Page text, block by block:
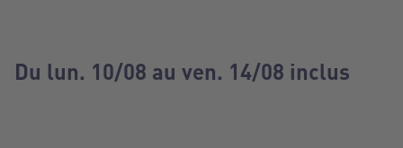
Du lun. 10/08 au ven. 14/08 inclus